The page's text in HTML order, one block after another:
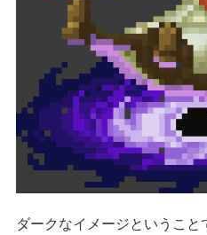
ダークなイメージというこ